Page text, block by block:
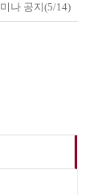
나 공지(5/14)